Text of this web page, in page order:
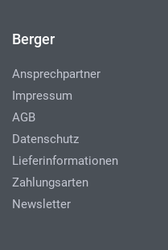
Berger
Ansprechpartner
Impressum
AGB
Datenschutz
Lieferinformationen
Zahlungsarten
Newsletter